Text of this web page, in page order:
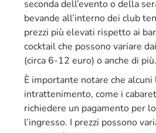
seconda dell’evento o della
bevande all’interno dei club
prezzi più elevati rispetto ai
cocktail che possono variare
(circa 6-12 euro) o anche di più.
È importante notare che alcuni
intrattenimento, come i
richiedere un pagamento per
l’ingresso. I prezzi possono